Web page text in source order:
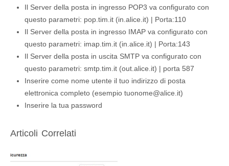
Il Server della posta in ingresso POP3 va configurato con
questo parametri: pop.tim.it (in.alice.it) | Porta:110
Il Server della posta in ingresso IMAP va configurato con
questo parametri: imap.tim.it (in.alice.it) | Porta:143
Il Server della posta in uscita SMTP va configurato con
questo parametri: smtp.tim.it (out.alice.it) | porta 587
Inserire come nome utente il tuo indirizzo di posta
elettronica completo (esempio tuonome@alice.it)
Inserire la tua password
Articoli Correlati